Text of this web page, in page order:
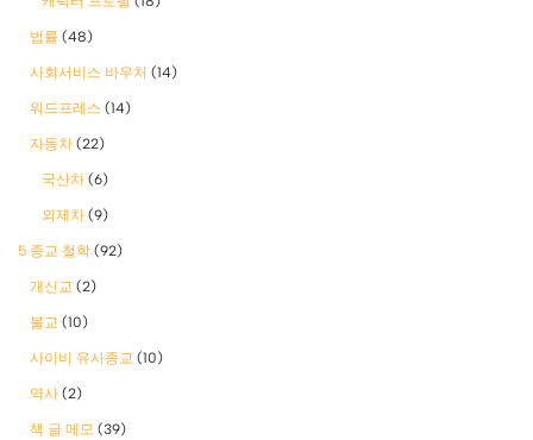
법률 (48)
사회서비스 바우처 (14)
워드프레스 (14)
자동차 (22)
국산차 (6)
외제차 (9)
5 종교 철학 (92)
개신교 (2)
불교 (10)
사이비 유사종교 (10)
역사 (2)
책 글 메모 (39)